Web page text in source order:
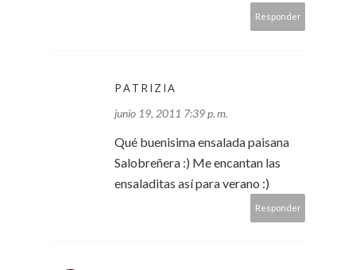
Responder
PATRIZIA
junio 19, 2011 7:39 p. m.
Qué buenisima ensalada paisana
Salobreñera :) Me encantan las
ensaladitas así para verano :)
Responder